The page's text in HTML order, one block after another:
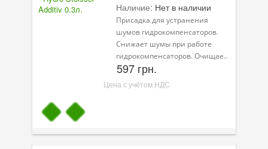
Трансмиссионные масла
Сервисные продукты
Клеи и герметики
Профи-серия
Уход за кондиционером
Наличие: Нет в наличии
Присадка для устранения
шумов гидрокомпенсаторов.
Снижает шумы при работе
гидрокомпенсаторов. Очищае..
597 грн.
Цена с учётом НДС